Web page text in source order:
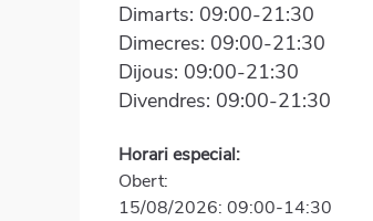
Dimarts: 09:00-21:30
Dimecres: 09:00-21:30
Dijous: 09:00-21:30
Divendres: 09:00-21:30
Horari especial:
Obert:
15/08/2026: 09:00-14:30